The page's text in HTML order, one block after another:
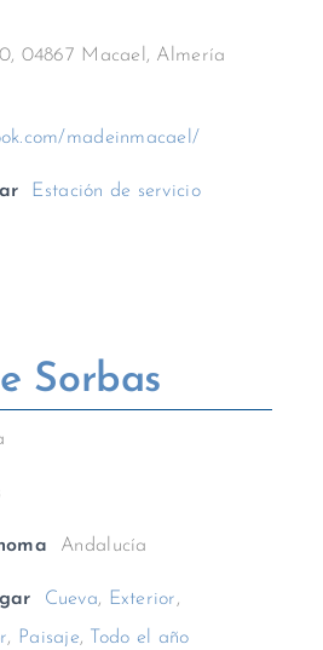
04867 Macael, Almería
madeinmacael/
Estación de servicio
Sorbas
Andalucía
Cueva, Exterior,
, Paisaje, Todo el año